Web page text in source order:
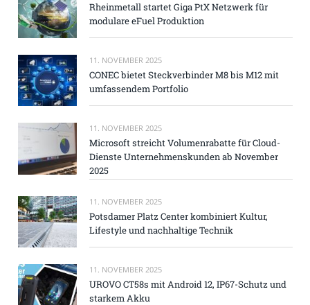
Rheinmetall startet Giga PtX Netzwerk für
modulare eFuel Produktion
11. NOVEMBER 2025
CONEC bietet Steckverbinder M8 bis M12 mit
umfassendem Portfolio
11. NOVEMBER 2025
Microsoft streicht Volumenrabatte für Cloud-
Dienste Unternehmenskunden ab November
2025
11. NOVEMBER 2025
Potsdamer Platz Center kombiniert Kultur,
Lifestyle und nachhaltige Technik
11. NOVEMBER 2025
UROVO CT58s mit Android 12, IP67-Schutz und
starkem Akku